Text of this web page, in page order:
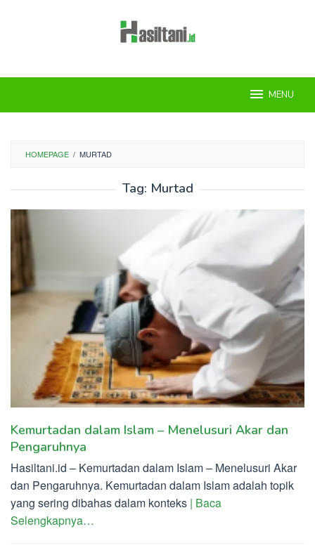
MENU
HOMEPAGE / MURTAD
Tag: Murtad
Kemurtadan dalam Islam – Menelusuri Akar dan
Pengaruhnya
Hasiltani.id – Kemurtadan dalam Islam – Menelusuri Akar
dan Pengaruhnya. Kemurtadan dalam Islam adalah topik
yang sering dibahas dalam konteks | Baca
Selengkapnya…